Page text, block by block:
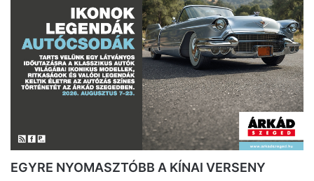
EGYRE NYOMASZTÓBB A KÍNAI VERSENY